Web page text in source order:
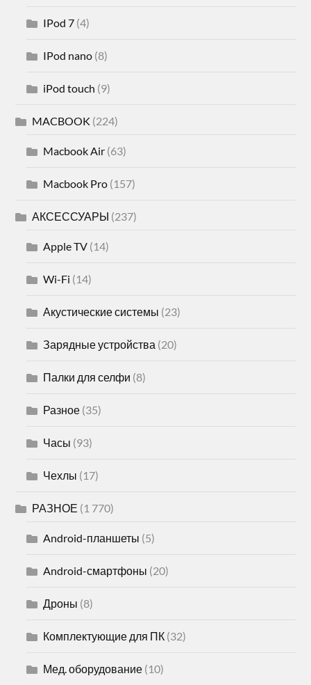
IPod 7 (4)
IPod nano (8)
iPod touch (9)
MACBOOK (224)
Macbook Air (63)
Macbook Pro (157)
АКСЕССУАРЫ (237)
Apple TV (14)
Wi-Fi (14)
Акустические системы (23)
Зарядные устройства (20)
Палки для селфи (8)
Разное (35)
Часы (93)
Чехлы (17)
РАЗНОЕ (1 770)
Android-планшеты (5)
Android-смартфоны (20)
Дроны (8)
Комплектующие для ПК (32)
Мед. оборудование (10)